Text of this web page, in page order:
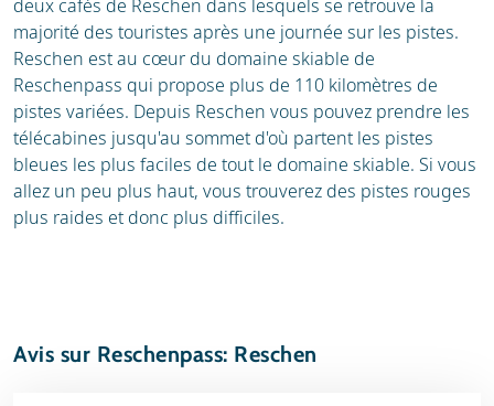
deux cafés de Reschen dans lesquels se retrouve la
majorité des touristes après une journée sur les pistes.
Reschen est au cœur du domaine skiable de
Reschenpass qui propose plus de 110 kilomètres de
pistes variées. Depuis Reschen vous pouvez prendre les
télécabines jusqu'au sommet d'où partent les pistes
bleues les plus faciles de tout le domaine skiable. Si vous
allez un peu plus haut, vous trouverez des pistes rouges
plus raides et donc plus difficiles.
Avis sur Reschenpass: Reschen